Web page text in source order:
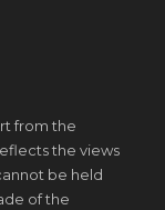
from the
the views
be held
of the